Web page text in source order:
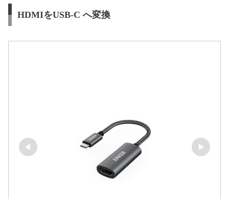
HDMIをUSB-C へ変換